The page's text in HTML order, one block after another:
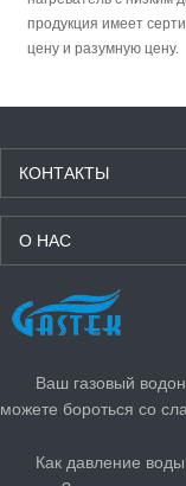
продукция имеет
цену и разумную цену.
КОНТАКТЫ
О НАС
ПОСЛЕДНИЕ
Ваш газовый
можете бороться со
Как давление